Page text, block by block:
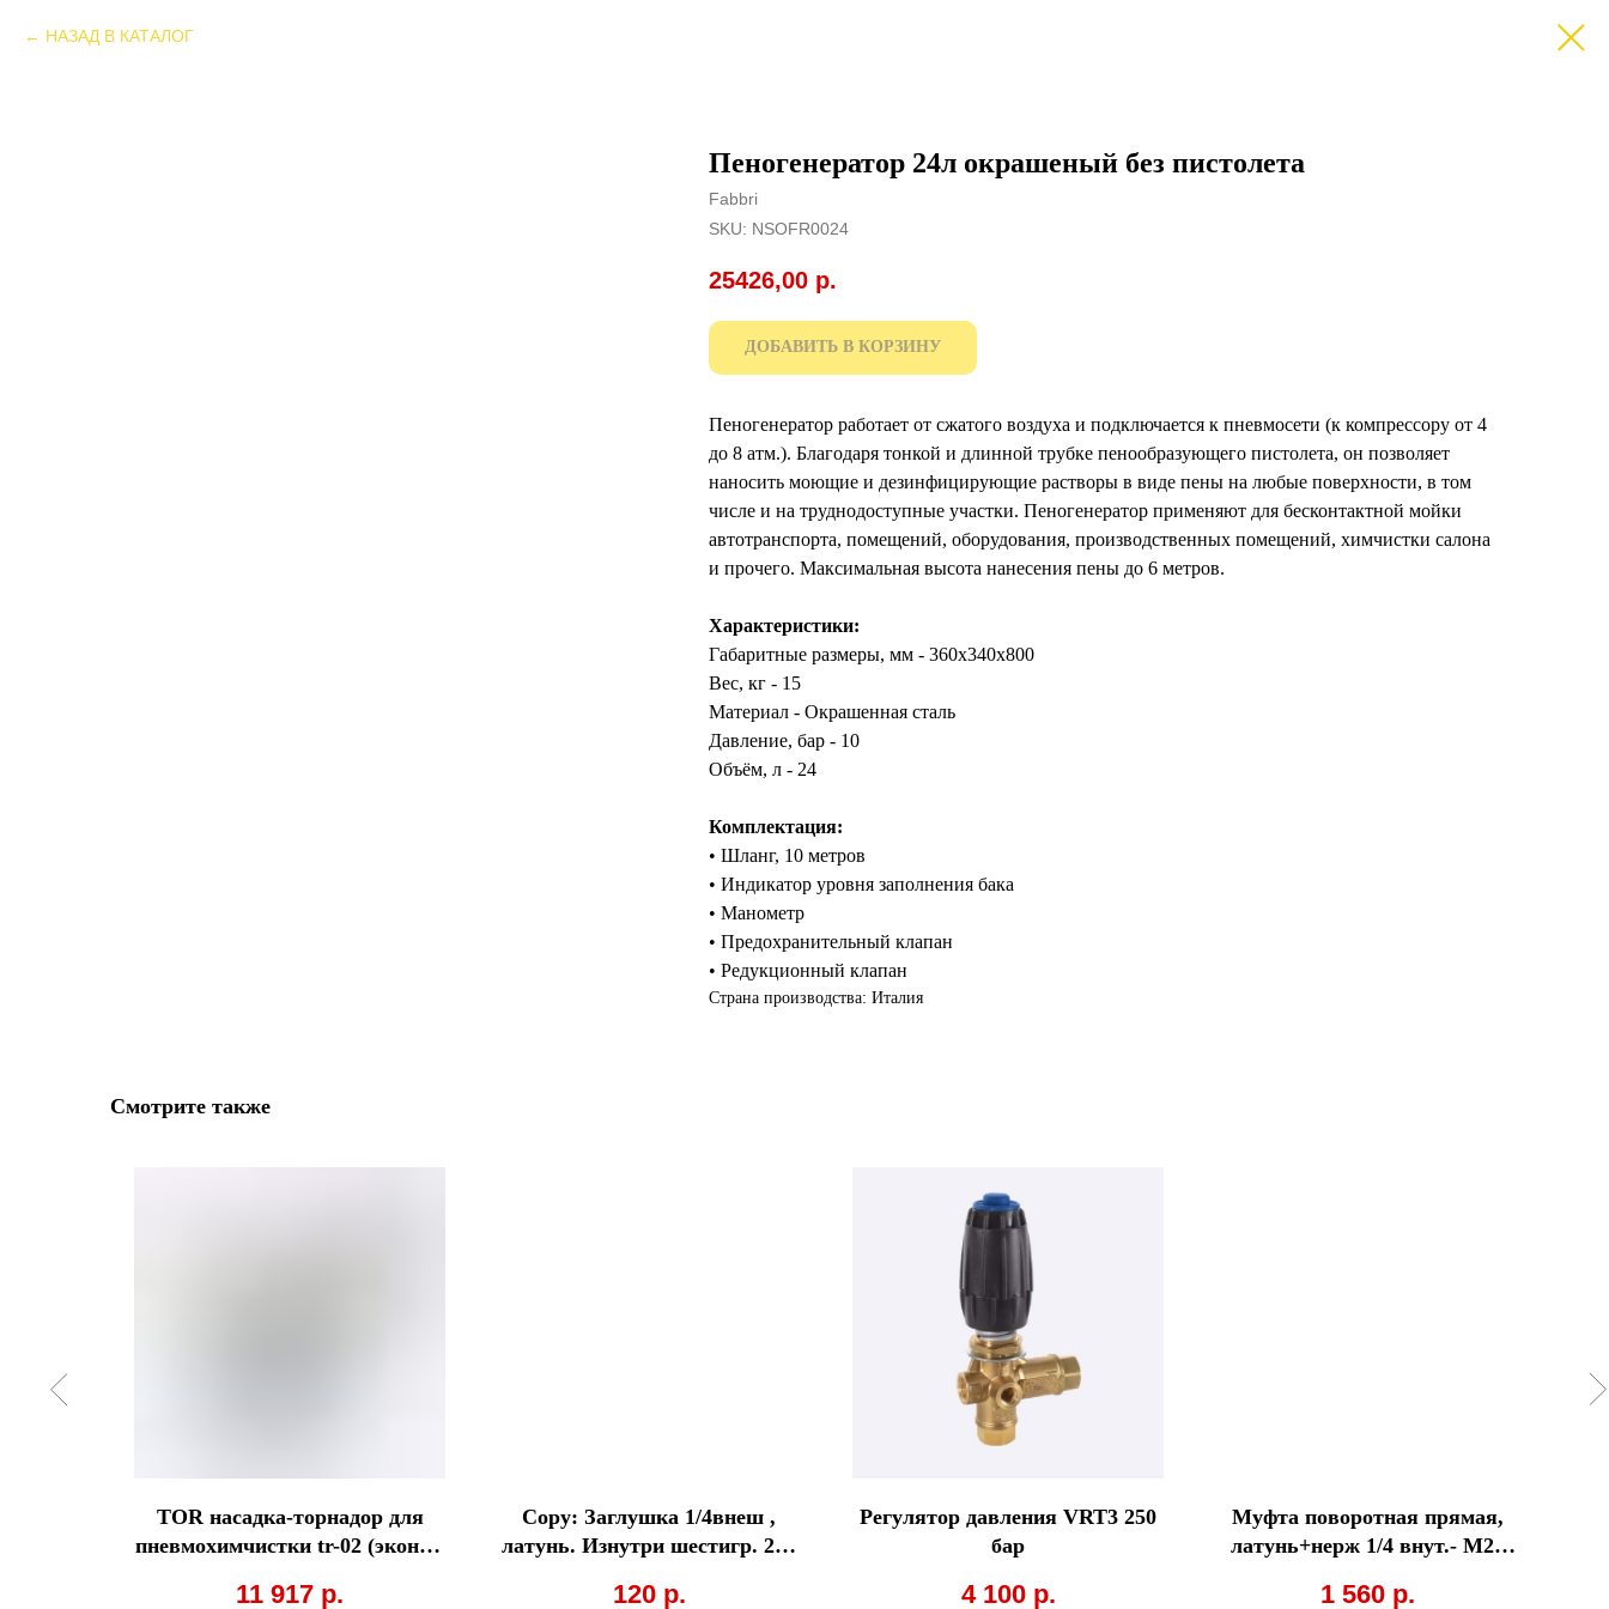
НАЗАД В КАТАЛОГ
Пеногенератор 24л окрашеный без пистолета
Fabbri
SKU: NSOFR0024
25426,00 р.
ДОБАВИТЬ В КОРЗИНУ
Пеногенератор работает от сжатого воздуха и подключается к пневмосети (к компрессору от 4
до 8 атм.). Благодаря тонкой и длинной трубке пенообразующего пистолета, он позволяет
наносить моющие и дезинфицирующие растворы в виде пены на любые поверхности, в том
числе и на труднодоступные участки. Пеногенератор применяют для бесконтактной мойки
автотранспорта, помещений, оборудования, производственных помещений, химчистки салона
и прочего. Максимальная высота нанесения пены до 6 метров.
Характеристики:
Габаритные размеры, мм - 360x340x800
Вес, кг - 15
Материал - Окрашенная сталь
Давление, бар - 10
Объём, л - 24
Комплектация:
• Шланг, 10 метров
• Индикатор уровня заполнения бака
• Манометр
• Предохранительный клапан
• Редукционный клапан
Страна производства: Италия
Смотрите также
TOR насадка-торнадор для
пневмохимчистки tr-02 (эконом
11 917 р.
Copy: Заглушка 1/4внеш ,
латунь. Изнутри шестигр. 250
120 р.
Регулятор давления VRT3 250
бар
4 100 р.
Муфта поворотная прямая,
латунь+нерж 1/4 внут.- М22
1 560 р.